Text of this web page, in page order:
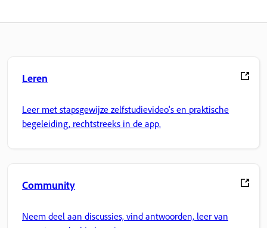
Leren
Leer met stapsgewijze zelfstudievideo's en praktische
begeleiding, rechtstreeks in de app.
Community
Neem deel aan discussies, vind antwoorden, leer van